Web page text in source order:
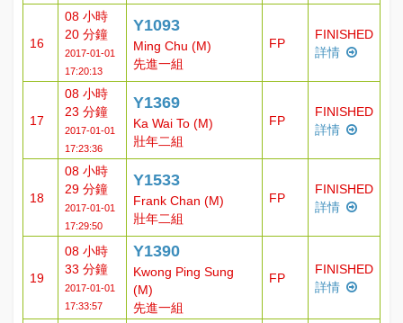
16
08 小時
20 分鐘
2017-01-01
17:20:13
Y1093
Ming Chu (M)
先進一組
FP
FINISHED
詳情
17
08 小時
23 分鐘
2017-01-01
17:23:36
Y1369
Ka Wai To (M)
壯年二組
FP
FINISHED
詳情
18
08 小時
29 分鐘
2017-01-01
17:29:50
Y1533
Frank Chan (M)
壯年二組
FP
FINISHED
詳情
19
08 小時
33 分鐘
2017-01-01
17:33:57
Y1390
Kwong Ping Sung
(M)
先進一組
FP
FINISHED
詳情